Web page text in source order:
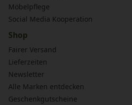
Möbelpflege
Social Media Kooperation
Shop
Fairer Versand
Lieferzeiten
Newsletter
Alle Marken entdecken
Geschenkgutscheine